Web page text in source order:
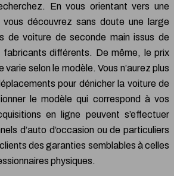
En vous orientant vers une
découvrez sans doute une large
de voiture de seconde main issus de
fabricants différents. De même, le prix
selon le modèle. Vous n’aurez plus
pour dénicher la voiture de
le modèle qui correspond à vos
en ligne peuvent s’effectuer
d’auto d’occasion ou de particuliers
des garanties semblables à celles
physiques.